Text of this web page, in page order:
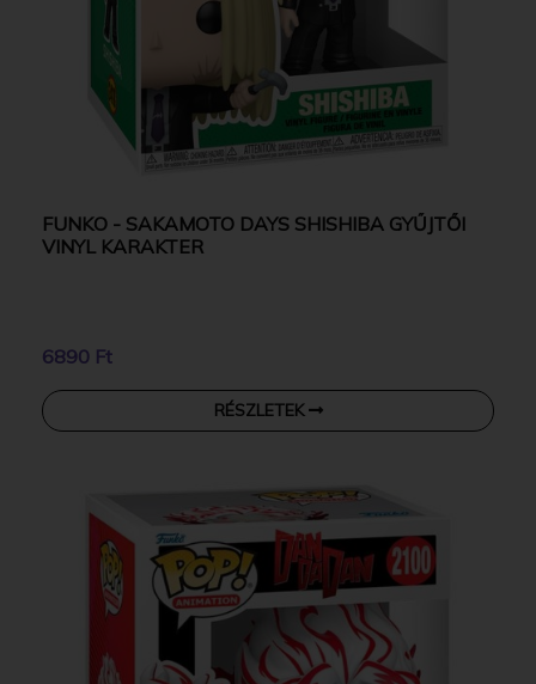
FUNKO - SAKAMOTO DAYS SHISHIBA GYŰJTŐI
VINYL KARAKTER
6890 Ft
RÉSZLETEK